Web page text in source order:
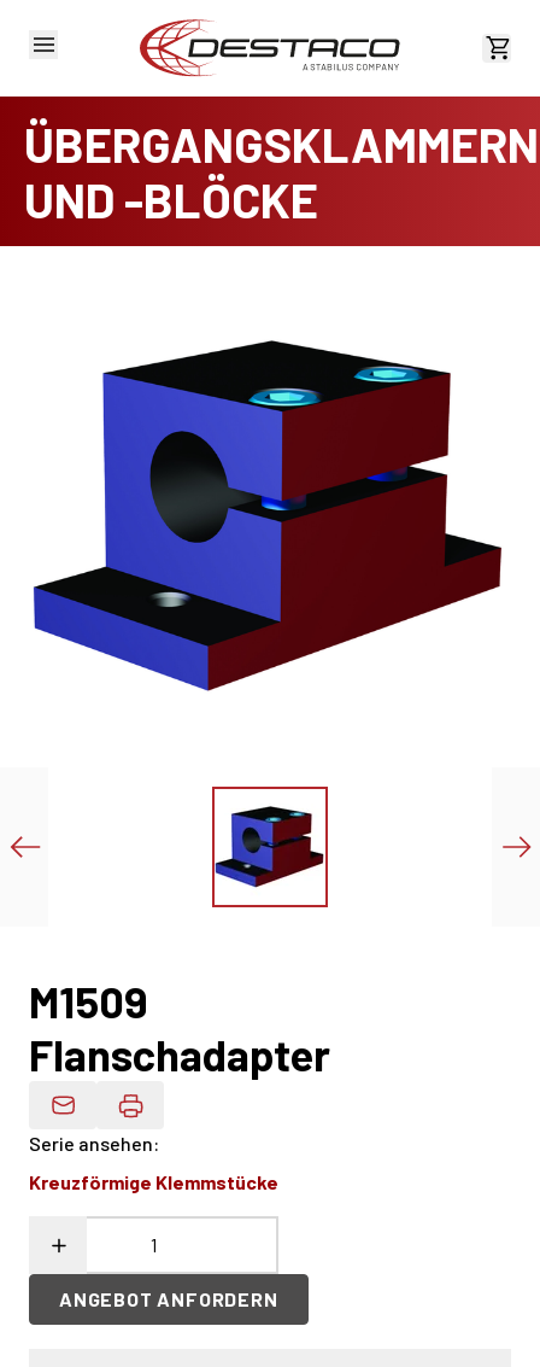
ÜBERGANGSKLAMMERN
UND -BLÖCKE
M1509
Flanschadapter
Produktdaten Per E-Mail
Serie ansehen:
Kreuzförmige Klemmstücke
ANGEBOT ANFORDERN